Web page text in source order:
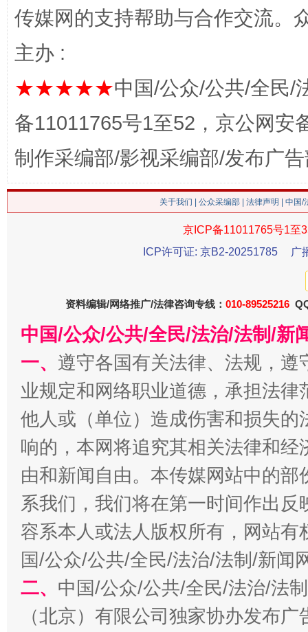
网上购药对药下症？
谢
在谋一域中谋全局
今
习近平的博鳌关键词
魏明
传媒网的支持帮助与合作交流。
主办 :
★★★★★中国/公众/公共/全民/
备11011765号1至52，京公网安
制作采编部/影视采编部/发布广
关于我们 公众采编部 法律声明 | 中国
京ICP备11011765号1至
ICP许可证: 京B2-20251785
广
资料编辑/网络推广/法律咨询专线： 010-89525216
中国/公众/公共/全民/法治/法制/新
一、 遵守各国有关法律、法规，
业规定和网络职业道德，承担法
他人或（单位）造成伤害和损失
响的，本网将追究其相关法律和
由和新闻自由。本传媒网站中的
系我们，我们将在第一时间作出
容系本人或法人版权所有，网站
国/公众/公共/全民/法治/法制/新闻
二、 中国/公众/公共/全民/法治/法
（北京）有限公司独家协办发布